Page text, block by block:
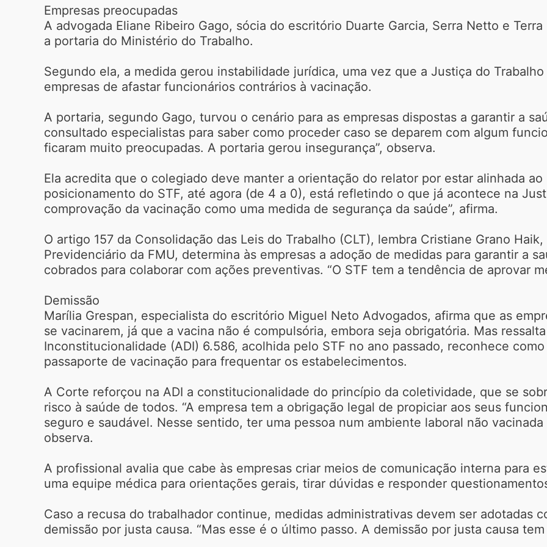
Empresas preocupadas
A advogada Eliane Ribeiro Gago, sócia do escritório Duarte Garcia, Serra Netto e
a portaria do Ministério do Trabalho.
Segundo ela, a medida gerou instabilidade jurídica, uma vez que a Justiça do
empresas de afastar funcionários contrários à vacinação.
A portaria, segundo Gago, turvou o cenário para as empresas dispostas a garantir a
consultado especialistas para saber como proceder caso se deparem com algum
ficaram muito preocupadas. A portaria gerou insegurança”, observa.
Ela acredita que o colegiado deve manter a orientação do relator por estar alinhada
posicionamento do STF, até agora (de 4 a 0), está refletindo o que já acontece na
comprovação da vacinação como uma medida de segurança da saúde”, afirma.
O artigo 157 da Consolidação das Leis do Trabalho (CLT), lembra Cristiane Grano
Previdenciário da FMU, determina às empresas a adoção de medidas para garantir a
cobrados para colaborar com ações preventivas. “O STF tem a tendência de aprovar
Demissão
Marília Grespan, especialista do escritório Miguel Neto Advogados, afirma que as
se vacinarem, já que a vacina não é compulsória, embora seja obrigatória. Mas
Inconstitucionalidade (ADI) 6.586, acolhida pelo STF no ano passado, reconhece
passaporte de vacinação para frequentar os estabelecimentos.
A Corte reforçou na ADI a constitucionalidade do princípio da coletividade, que se
risco à saúde de todos. “A empresa tem a obrigação legal de propiciar aos seus
seguro e saudável. Nesse sentido, ter uma pessoa num ambiente laboral não
observa.
A profissional avalia que cabe às empresas criar meios de comunicação interna para
uma equipe médica para orientações gerais, tirar dúvidas e responder
Caso a recusa do trabalhador continue, medidas administrativas devem ser adotadas
demissão por justa causa. “Mas esse é o último passo. A demissão por justa causa